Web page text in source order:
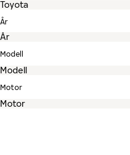
År
Modell
Motor